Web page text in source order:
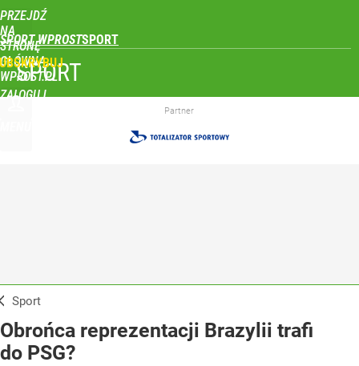
PRZEJDŹ
NA
STRONĘ
GŁÓWNĄ
WPROST.PL
SPORT WPROST
ZALOGUJ
SPORT
Partner
Sport
Obrońca reprezentacji Brazylii trafi
do PSG?